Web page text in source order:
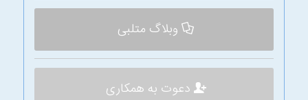
وبلاگ متلبی
دعوت به همکاری